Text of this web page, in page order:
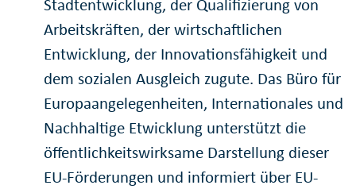
Stadtentwicklung, der Qualifizierung von
Arbeitskräften, der wirtschaftlichen
Entwicklung, der Innovationsfähigkeit und
dem sozialen Ausgleich zugute. Das Büro für
Europaangelegenheiten, Internationales und
Nachhaltige Etwicklung unterstützt die
öffentlichkeitswirksame Darstellung dieser
EU-Förderungen und informiert über EU-